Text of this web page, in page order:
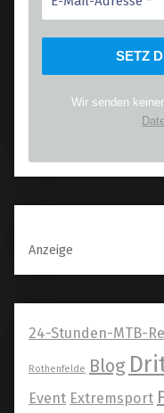
Wir senden
Anzeige
24-Stunden-MTB-
Rothenfelde Blog
Event Extremsport